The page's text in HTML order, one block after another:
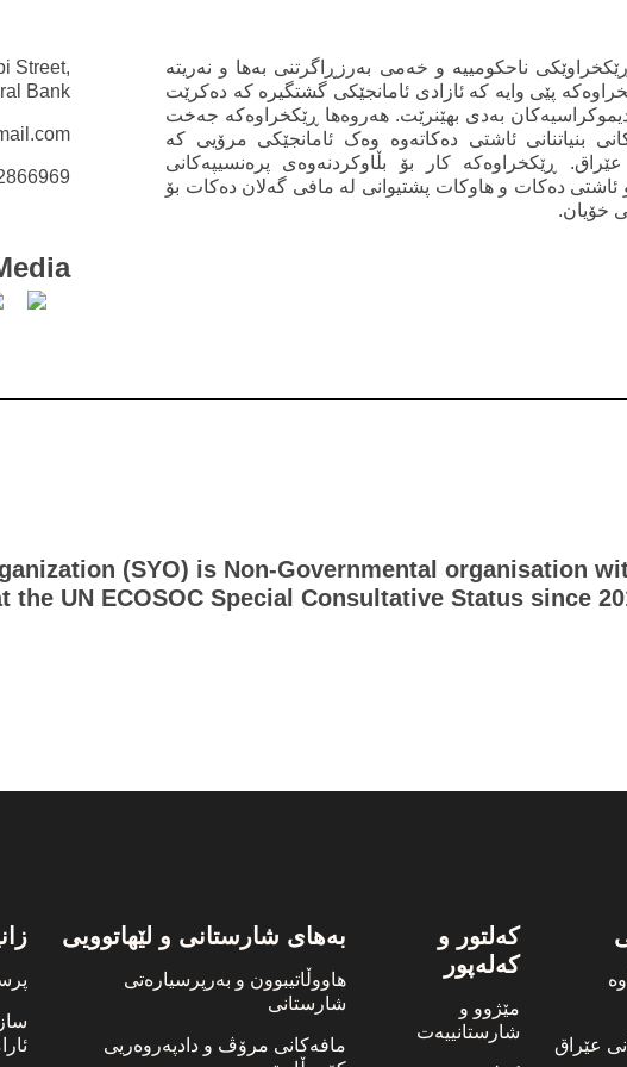
ناحکومییە و خەمی بەرزڕاگرتنی بەها و نەریتە
پێی وایە کە ئازادی ئامانجێکی گشتگیرە کە دەکرێت
بەدی بهێنرێت. هەروەها ڕێکخراوەکە جەخت
بنیاتنانی ئاشتی دەکاتەوە وەک ئامانجێکی مرۆیی کە
ڕێکخراوەکە کار بۆ بڵاوکردنەوەی پرەنسیپەکانی
دەکات و هاوکات پشتیوانی لە مافی گەلان دەکات بۆ
خۆیان.
Street,
Bank
(SYO) is Non-Governmental organisation
the UN ECOSOC Special Consultative Status since
عێراق
کەلتور و
کەلەپور
مێژوو و
شارستانییەت
بەهای شارستانی و لێهاتوویی
هاووڵاتیبوون و بەرپرسیارەتی
شارستانی
مافەکانی مرۆڤ و دادپەروەریی